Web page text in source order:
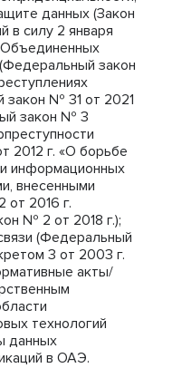
данных (Закон
в силу 2 января
Объединенных
закон
закон № 31 от 2021
закон № 3
2012 г. «О борьбе
информационных
внесенными
2016 г.
№ 2 от 2018 г.);
(Федеральный
3 от 2003 г.
акты/
технологий
данных
в ОАЭ.